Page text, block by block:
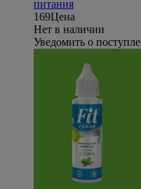
питания
169Цена
Нет в наличии
Уведомить о